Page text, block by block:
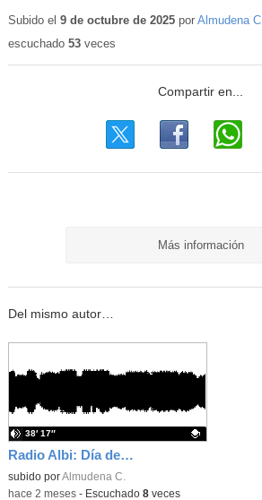
Subido el 9 de octubre de 2025por Almudena C.
escuchado 53veces
Más información
Del mismo autor…
Radio Albi: Día del libro 2026
Contenido educativo.
subido porAlmudena C.
38′ 17″
-hace 2 meses- Escuchado 8veces